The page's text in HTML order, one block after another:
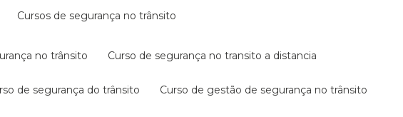
cursos de segurança no trânsito
no trânsito curso de segurança no transito a distancia
de segurança do trânsito curso de gestão de segurança no trânsito